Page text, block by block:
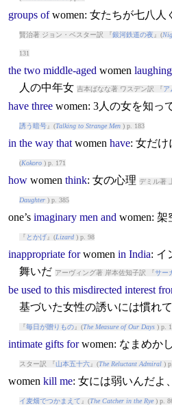
groups of women: 女たちが七八人
賢治著 ジョン・ベスター訳 『銀河鉄道の夜 』(
131
the two middle-aged women laughing
人の中年女 吉本ばなな著 ワスデン訳 『ア
have three women: 3人の女を知っ
誘う暗号』(Talking to Strange Men) p. 183
in the way that women have: 女だけ
(Kokoro) p. 171
how women think: 女の心理 デミル著
Daughter) p. 385
one’s imaginary men and women: 架
『 とかげ』(Lizard) p. 98
inappropriate for women in India: イ
舞いだ アーヴィング著 岸本佐知子訳 『サー
be used to this misdirected interest
基づいた女性の誘いには慣れ
『毎日が贈りもの』(The Measure of Our Days) p.
intimate gifts for women: なまめか
スター訳 『山本五十六』(The Reluctant Admiral)
women kill me: 女には弱いんだよ
イ麦畑でつかまえて 』(The Catcher in the Rye) p.